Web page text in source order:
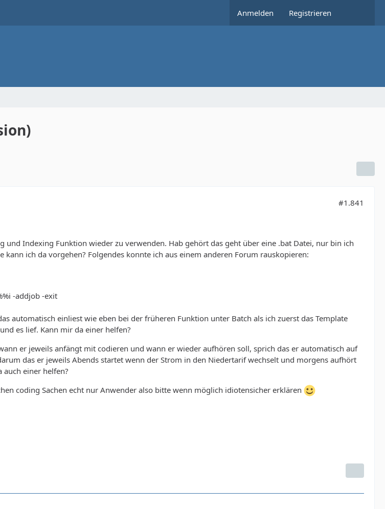
Anmelden Registrieren
#1.841
und Indexing Funktion wieder zu verwenden. Hab gehört das geht über eine .bat Datei, nur bin ich
kann ich da vorgehen? Folgendes konnte ich aus einem anderen Forum rauskopieren:
-addjob -exit
automatisch einliest wie eben bei der früheren Funktion unter Batch als ich zuerst das Template
es lief. Kann mir da einer helfen?
er jeweils anfängt mit codieren und wann er wieder aufhören soll, sprich das er automatisch auf
das er jeweils Abends startet wenn der Strom in den Niedertarif wechselt und morgens aufhört
einer helfen?
coding Sachen echt nur Anwender also bitte wenn möglich idiotensicher erklären